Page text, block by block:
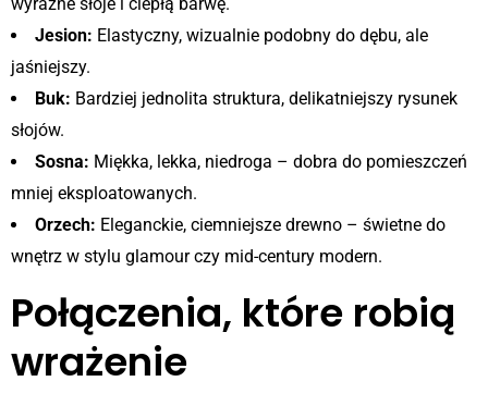
Jesion: Elastyczny, wizualnie podobny do dębu, ale
jaśniejszy.
Buk: Bardziej jednolita struktura, delikatniejszy rysunek
słojów.
Sosna: Miękka, lekka, niedroga – dobra do pomieszczeń
mniej eksploatowanych.
Orzech: Eleganckie, ciemniejsze drewno – świetne do
wnętrz w stylu glamour czy mid-century modern.
Połączenia, które robią
wrażenie